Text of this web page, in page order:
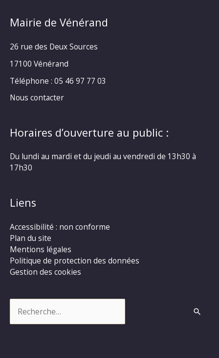
Mairie de Vénérand
26 rue des Deux Sources
17100 Vénérand
Téléphone : 05 46 97 77 03
Nous contacter
Horaires d’ouverture au public :
Du lundi au mardi et du jeudi au vendredi de 13h30 à
17h30
Liens
Accessibilité : non conforme
Plan du site
Mentions légales
Politique de protection des données
Gestion des cookies